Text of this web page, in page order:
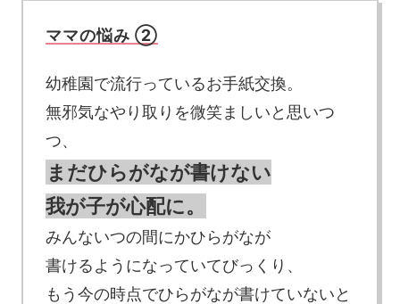
ママの悩み ②
幼稚園で流行っているお手紙交換。
無邪気なやり取りを微笑ましいと思いつ
つ、
まだひらがなが書けない
我が子が心配に。
みんないつの間にかひらがなが
書けるようになっていてびっくり、
もう今の時点でひらがなが書けていないと